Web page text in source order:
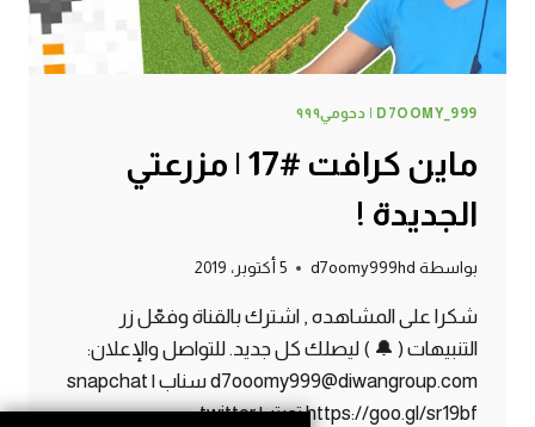
D7OOMY_999 | دحومي٩٩٩
ماين كرافت #17 | مزرعتي
الجديدة !
بواسطة d7oomy999hd 5 أكتوبر، 2019
شكرا على المشاهده , اشترك بالقناة وفعّل زر
التنبيهات ( 🔔 ) ليصلك كل جديد. للتواصل والإعلان:
d7ooomy999@diwangroup.com سناب | snapchat
https://goo.gl/sr19bf تويتر | twitter